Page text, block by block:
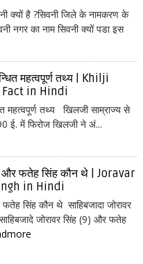
क्यों है ?सिवनी जिले के नामकरण के
नगर का नाम सिवनी क्यों पडा इस
महत्वपूर्ण तथ्य | Khilji
in Hindi
महत्वपूर्ण तथ्य खिलजी साम्राज्य से
ई. में फिरोज खिलजी ने अं...
और फतेह सिंह कौन थे | Joravar
in Hindi
फतेह सिंह कौन थे साहिबजादा जोरावर
जोरावर सिंह (9) और फतेह